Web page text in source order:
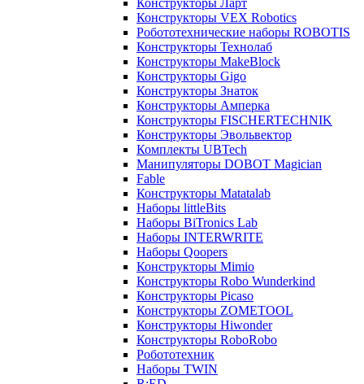
Конструкторы Ларт
Конструкторы VEX Robotics
Робототехнические наборы ROBOTIS
Конструкторы Технолаб
Конструкторы MakeBlock
Конструкторы Gigo
Конструкторы Знаток
Конструкторы Амперка
Конструкторы FISCHERTECHNIK
Конструкторы Эвольвектор
Комплекты UBTech
Манипуляторы DOBOT Magician
Fable
Конструкторы Matatalab
Наборы littleBits
Наборы BiTronics Lab
Наборы INTERWRITE
Наборы Qoopers
Конструкторы Mimio
Конструкторы Robo Wunderkind
Конструкторы Picaso
Конструкторы ZOMETOOL
Конструкторы Hiwonder
Конструкторы RoboRobo
Робототехник
Наборы TWIN